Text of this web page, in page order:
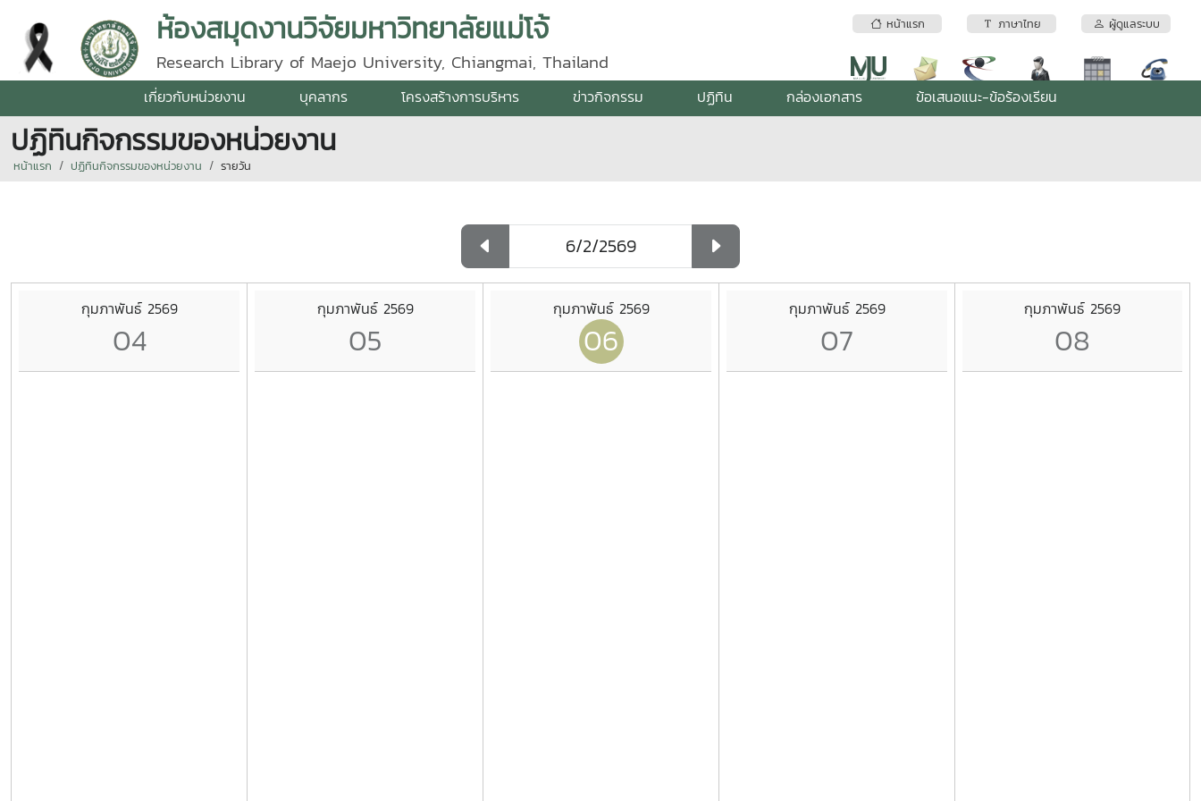
หน้าแรก ภาษาไทย ผู้ดูแลระบบ
ห้องสมุดงานวิจัยมหาวิทยาลัยแม่โจ้
Research Library of Maejo University, Chiangmai, Thailand
เกี่ยวกับหน่วยงาน บุคลากร โครงสร้างการบริหาร ข่าวกิจกรรม ปฏิทิน กล่องเอกสาร ข้อเสนอแนะ-ข้อร้องเรียน
ปฏิทินกิจกรรมของหน่วยงาน
หน้าแรก ปฏิทินกิจกรรมของหน่วยงาน รายวัน
กุมภาพันธ์ 2569
04
กุมภาพันธ์ 2569
05
กุมภาพันธ์ 2569
06
กุมภาพันธ์ 2569
07
กุมภาพันธ์ 2569
08